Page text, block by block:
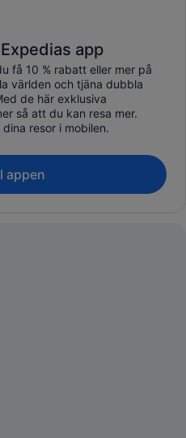
app
få 10 % rabatt eller mer på
världen och tjäna dubbla
de här exklusiva
så att du kan resa mer.
resor i mobilen.
appen